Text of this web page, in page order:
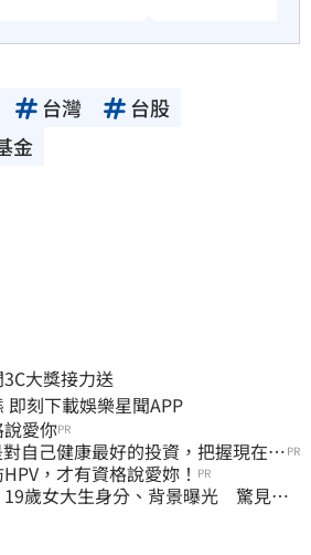
台灣
台股
金
大獎接力送
一手掌握明星動態 即刻下載娛樂星聞APP
愛你PR
自己健康最好的投資，把握現在不 PR
，才有資格說愛妳！ PR
19歲女大生身分、背景曝光 驚見